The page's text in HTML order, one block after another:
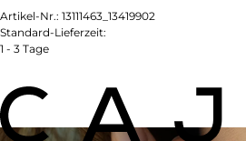
Artikel-Nr.: 13111463_13419902
Standard-Lieferzeit:
1 - 3 Tage